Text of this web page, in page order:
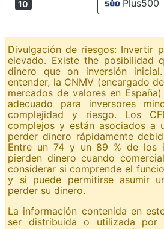
10 Plus500
Divulgación de riesgos: Invertir
elevado. Existe the posibilidad
dinero que on inversión
entender, la CNMV (encargado
mercados de valores en
adecuado para inversores
complejidad y riesgo. Los
complejos y están asociados a
perder dinero rápidamente
Entre un 74 y un 89 % de los
pierden dinero cuando
considerar si comprende el
y si puede permitirse asumir
perder su dinero.
La información contenida en
ser distribuida o utilizada por